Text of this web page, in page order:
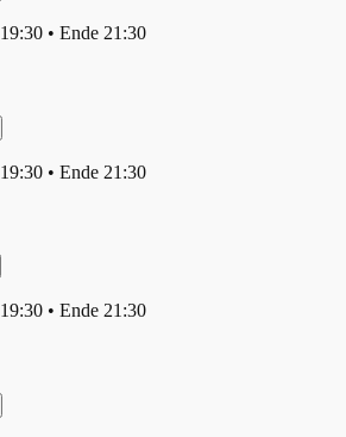
19:30 • Ende 21:30
19:30 • Ende 21:30
19:30 • Ende 21:30